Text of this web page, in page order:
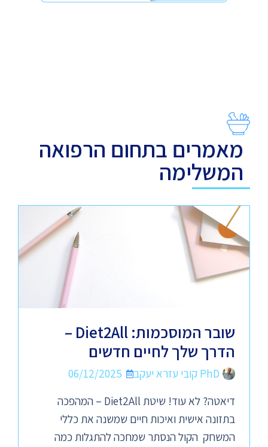
מאמרים בתחום הרפואה
המשלימה
שובר המוסכמות: Diet2All –
הדרך שלך לחיים חדשים
PhD קובי עזרא יעקב
06/12/2025
דיאטה? לא עוד! שיטת Diet2All – המהפכה
בתזונה אישית ואיכות חיים שמשנה את כללי
המשחק הקול הנסתר שמחכה להתגלות כמה